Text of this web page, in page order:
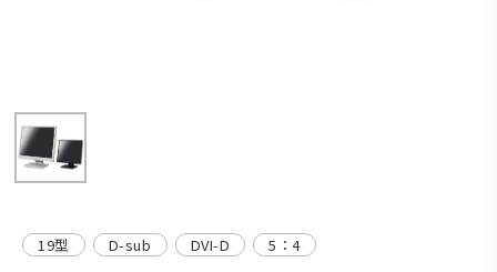
19型 D-sub DVI-D 5：4